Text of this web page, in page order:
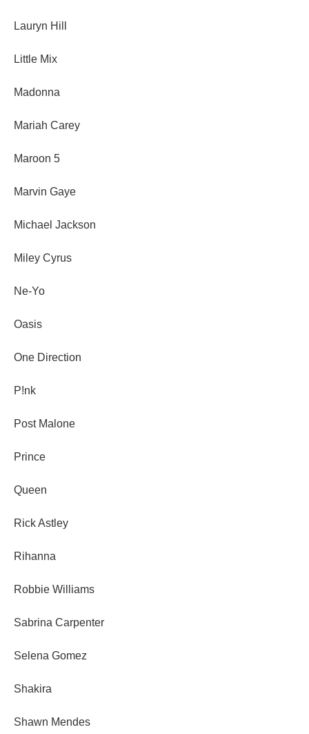
Lauryn Hill
Little Mix
Madonna
Mariah Carey
Maroon 5
Marvin Gaye
Michael Jackson
Miley Cyrus
Ne-Yo
Oasis
One Direction
P!nk
Post Malone
Prince
Queen
Rick Astley
Rihanna
Robbie Williams
Sabrina Carpenter
Selena Gomez
Shakira
Shawn Mendes